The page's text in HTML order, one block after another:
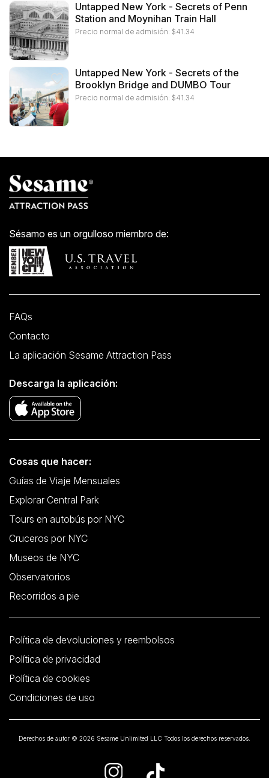
Untapped New York - Secrets of Penn
Station and Moynihan Train Hall
Precio normal de admisión: $41.34
Untapped New York - Secrets of the
Brooklyn Bridge and DUMBO Tour
Precio normal de admisión: $41.34
Sésamo es un orgulloso miembro de:
FAQs
Contacto
La aplicación Sesame Attraction Pass
Descarga la aplicación:
Cosas que hacer:
Guías de Viaje Mensuales
Explorar Central Park
Tours en autobús por NYC
Cruceros por NYC
Museos de NYC
Observatorios
Recorridos a pie
Política de devoluciones y reembolsos
Política de privacidad
Política de cookies
Condiciones de uso
Derechos de autor © 2026 Sesame Unlimited LLC Todos los derechos reservados.